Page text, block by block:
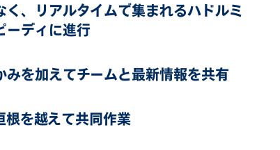
、リアルタイムで集まれるハドルミ
ーディに進行
みを加えてチームと最新情報を共有
を越えて共同作業